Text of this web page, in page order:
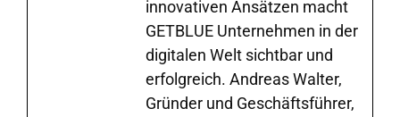
innovativen Ansätzen macht
GETBLUE Unternehmen in der
digitalen Welt sichtbar und
erfolgreich. Andreas Walter,
Gründer und Geschäftsführer,